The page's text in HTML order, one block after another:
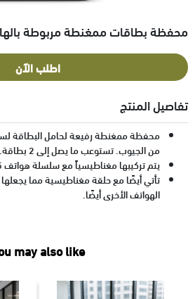
محفظة بطاقات ممغنطة مربوطة
اطلب الآن
تفاصيل المنتج
محفظة ممغنطة رفيعة لحامل البطاقة
من الجيوب. تستوعب ما يصل إلى 2 بطاقة.
يتم تركيبها مغناطيسياً مع سلسلة هواتف iPhone 12/13/14/15.
تأتي أيضًا مع حلقة مغناطيسية مما
الهواتف الأخرى أيضًا.
may also like